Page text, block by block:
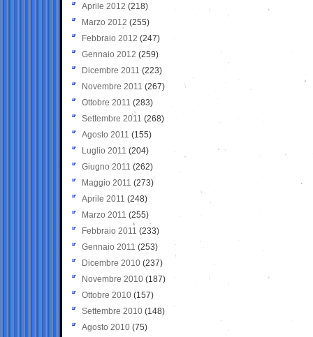
Aprile 2012 (218)
Marzo 2012 (255)
Febbraio 2012 (247)
Gennaio 2012 (259)
Dicembre 2011 (223)
Novembre 2011 (267)
Ottobre 2011 (283)
Settembre 2011 (268)
Agosto 2011 (155)
Luglio 2011 (204)
Giugno 2011 (262)
Maggio 2011 (273)
Aprile 2011 (248)
Marzo 2011 (255)
Febbraio 2011 (233)
Gennaio 2011 (253)
Dicembre 2010 (237)
Novembre 2010 (187)
Ottobre 2010 (157)
Settembre 2010 (148)
Agosto 2010 (75)